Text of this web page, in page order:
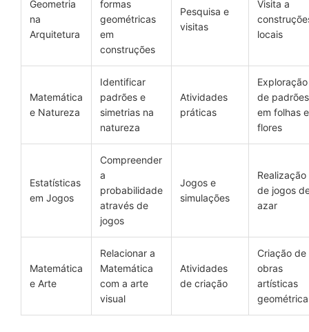
Geometria
na
Arquitetura
formas
geométricas
em
construções
Pesquisa e
visitas
Visita a
locais
Matemática
e Natureza
Identificar
padrões e
simetrias na
natureza
Atividades
práticas
Exploração
de padrões
em folhas e
flores
Estatísticas
em Jogos
Compreender
a
probabilidade
através de
jogos
Jogos e
simulações
Realização
de jogos
azar
Matemática
e Arte
Relacionar a
Matemática
com a arte
visual
Atividades
de criação
Criação de
obras
artísticas